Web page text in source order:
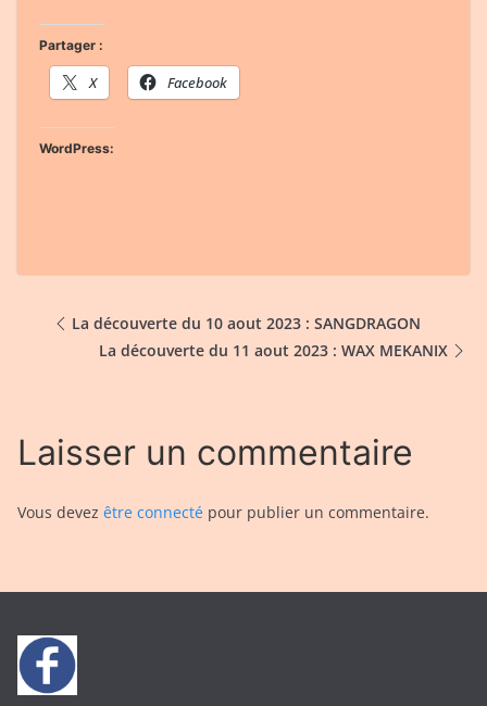
Partager :
X Facebook
WordPress:
La découverte du 10 aout 2023 : SANGDRAGON
La découverte du 11 aout 2023 : WAX MEKANIX
Laisser un commentaire
Vous devez être connecté pour publier un commentaire.